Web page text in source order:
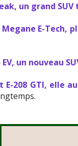
un grand
E-Tech,
EV, un nouveau
E-208 GTI, elle